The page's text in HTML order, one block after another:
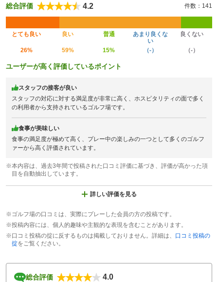
総合評価 4.2 件数：141
とても良い 良い 普通
あまり良くな
い
良くない
26% 59% 15% （-） （-）
ユーザーが高く評価しているポイント
スタッフの接客が良い
スタッフの対応に対する満足度が非常に高く、ホスピタリティの面で多く
の利用者から支持されているゴルフ場です。
食事が美味しい
食事の満足度が極めて高く、プレー中の楽しみの一つとして多くのゴルフ
ァーから高く評価されています。
※本内容は、過去3年間で投稿された口コミ評価に基づき、評価が高かった項
目を自動抽出しています。
詳しい評価を見る
※ゴルフ場の口コミは、実際にプレーした会員の方の投稿です。
※投稿内容には、個人的趣味や主観的な表現を含むことがあります。
※口コミ投稿の掟に反するものは掲載しておりません。詳細は、 口コミ投稿の
掟をご覧ください。
総合評価 4.0